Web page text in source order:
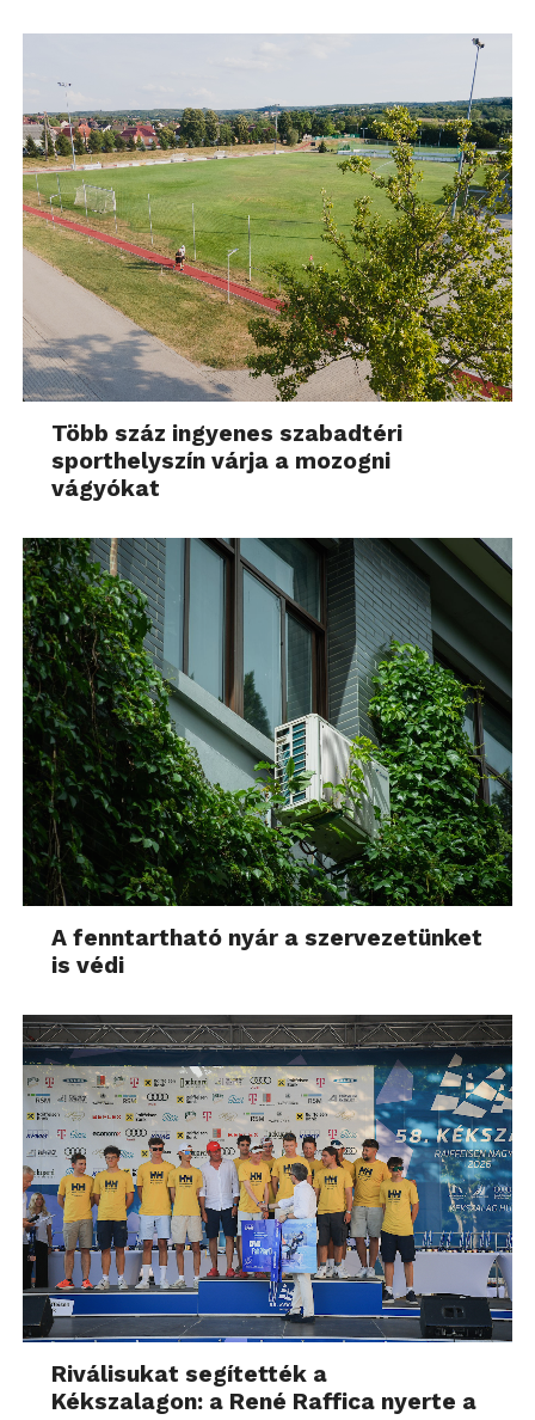
Több száz ingyenes szabadtéri
sporthelyszín várja a mozogni
vágyókat
A fenntartható nyár a szervezetünket
is védi
Riválisukat segítették a
Kékszalagon: a René Raffica nyerte a